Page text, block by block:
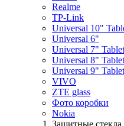
Realme
TP-Link
Universal 10"
Universal 6"
Universal 7"
Universal 8"
Universal 9"
VIVO
ZTE glass
Фото коробки
Nokia